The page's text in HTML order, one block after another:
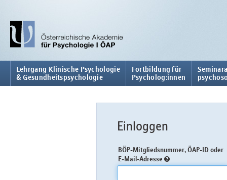
Lehrgang Klinische Psychologie
& Gesundheitspsychologie
Fortbildung für
Psycholog:innen
Einloggen
BÖP-Mitgliedsnummer, ÖAP-ID oder
E-Mail-Adresse